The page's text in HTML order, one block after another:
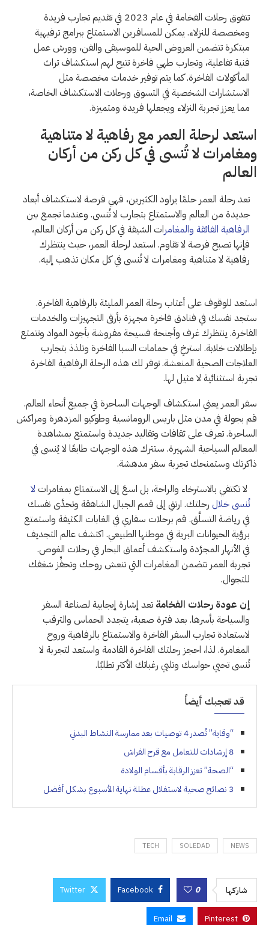
تتفوق رحلات الفخامة في عام 2023 في تقديم تجارب فريدة
ومخصصة للنزلاء. يمكن للمسافرين الاستمتاع ببرامج ترفيهية
مبتكرة تتضمن العروض الحية للموسيقى والفن، وورش عمل
فنية تفاعلية، وتجارب طهي فاخرة تتيح لهم استكشاف تراث
المأكولات الفاخرة. كما يتم توفير خدمات مخصصة مثل
الاستشارات الشخصية في التسوق ورحلات الاستكشاف الخاصة،
مما يعزز تجربة النزلاء ويجعلها فريدة ومتميزة.
استعد لرحلة العمر مع رفاهية لا متناهية
ومغامرات لا تُنسى في كل ركن من أركان
العالم
تعد رحلة العمر حلمًا يراود الكثيرين، فهي فرصة لاستكشاف أبعاد
جديدة من العالم والاستمتاع بتجارب لا تُنسى. وعندما تجمع بين
الرفاهية الفائقة والمغامرات الشيقة في كل ركن من أركان العالم،
فإنها تصبح فرصة لا تقاوم. استعد لرحلة العمر، حيث ينتظرك
رفاهية لا متناهية ومغامرات لا تُنسى في كل مكان تذهب إليه.
استعد للوقوف على أعتاب رحلة العمر المليئة بالرفاهية الفاخرة.
ستجد نفسك في فنادق فاخرة مجهزة بأرقى التجهيزات والخدمات
الفاخرة. ينتظرك غرف وأجنحة فسيحة مفروشة بأجود المواد وتتمتع
بإطلالات خلابة. استرخِ في حمامات السبا الفاخرة وتلذذ بتجارب
العلاجات الصحية المنعشة. توفر لك هذه الرحلة الرفاهية الفاخرة
تجربة استثنائية لا مثيل لها.
سفر العمر يعني استكشاف الوجهات الساحرة في جميع أنحاء العالم.
قم بجولة في مدن مثل باريس الرومانسية وطوكيو المزدهرة ومراكش
الساحرة. تعرف على ثقافات وتقاليد جديدة واستمتع بمشاهدة
المعالم السياحية الشهيرة. ستترك هذه الوجهات طابعًا لا يُنسى في
ذاكرتك وستمنحك تجربة سفر مدهشة.
لا تكتفي بالاسترخاء والراحة، بل اسعَ إلى الاستمتاع بمغامرات لا
تُنسى خلال رحلتك. ارتقِ إلى قمم الجبال الشاهقة وتحدَّى نفسك
في رياضة التسلَّق. قم برحلات سفاري في الغابات الكثيفة واستمتع
برؤية الحيوانات البرية في موطنها الطبيعي. اكتشف عالم التجديف
في الأنهار المجرَّدة واستكشف أعماق البحار في رحلات الغوص.
تجربة العمر تتضمن المغامرات التي تنعش روحك وتحفِّز شغفك
للتجوال.
إن عودة رحلات الفخامة تعد إشارة إيجابية لصناعة السفر
والسياحة بأسرها. بعد فترة صعبة، يتجدد الحماس والترقب
لاستعادة تجارب السفر الفاخرة والاستمتاع بالرفاهية وروح
المغامرة. لذا، احجز رحلتك الفاخرة القادمة واستعد لتجربة لا
تُنسى تحيي حواسك وتلبي رغباتك الأكثر تطلبًا.
قد تعجبك أيضاً
“وقاية” تُصدر 4 توصيات بعد ممارسة النشاط البدني
8 إرشادات للتعامل مع قرح الفراش
“الصحة” تعزز الرقابة بأقسام الولادة
3 نصائح صحية لاستغلال عطلة نهاية الأسبوع بشكل أفضل
NEWS
SOLEDAD
TECH
شاركها 0
Facebook
Twitter
Pinterest
Email